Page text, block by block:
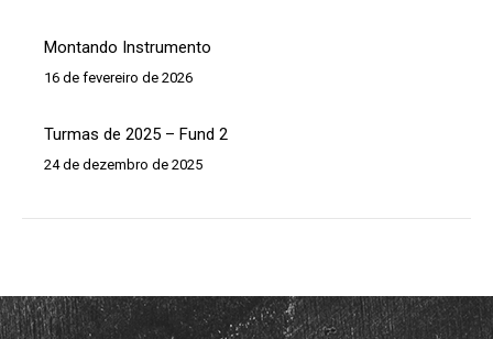
Montando Instrumento
16 de fevereiro de 2026
Turmas de 2025 – Fund 2
24 de dezembro de 2025